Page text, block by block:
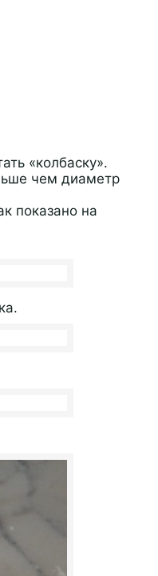
«колбаску».
чем диаметр
показано на